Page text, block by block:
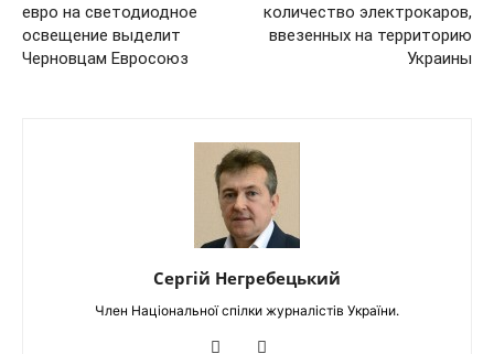
евро на светодиодное
освещение выделит
Черновцам Евросоюз
количество электрокаров,
ввезенных на территорию
Украины
Сергій Негребецький
Член Національної спілки журналістів України.